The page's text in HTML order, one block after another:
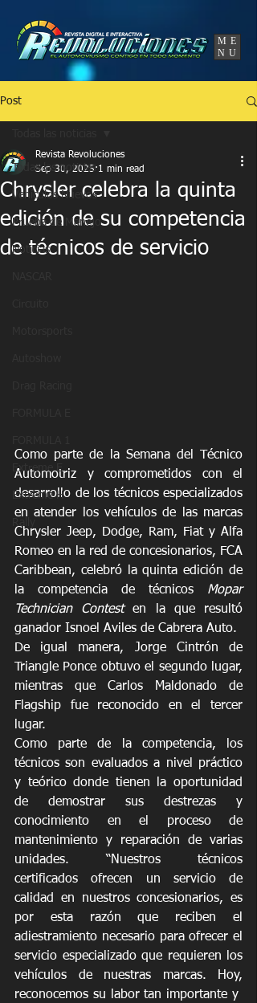
ME
NU
Post
Todas las noticias
Vehículos Nuevos
Prueba de Manejo
Noticias
Extreme E
Extreme H
Chrysler celebra la quinta
edición de su competencia
de técnicos de servicio
Revista Revoluciones
Sep 30, 2025 1 min read
Como parte de la Semana del Técnico
Automotriz y comprometidos con el
desarrollo de los técnicos especializados
en atender los vehículos de las marcas
Chrysler Jeep, Dodge, Ram, Fiat y Alfa
Romeo en la red de concesionarios, FCA
Caribbean, celebró la quinta edición de
la competencia de técnicos Mopar
Technician Contest en la que resultó
ganador Isnoel Aviles de Cabrera Auto.
De igual manera, Jorge Cintrón de
Triangle Ponce obtuvo el segundo lugar,
mientras que Carlos Maldonado de
Flagship fue reconocido en el tercer
lugar.
Como parte de la competencia, los
técnicos son evaluados a nivel práctico
y teórico donde tienen la oportunidad
de demostrar sus destrezas y
conocimiento en el proceso de
mantenimiento y reparación de varias
unidades. “Nuestros técnicos
certificados ofrecen un servicio de
calidad en nuestros concesionarios, es
por esta razón que reciben el
adiestramiento necesario para ofrecer el
servicio especializado que requieren los
vehículos de nuestras marcas. Hoy,
reconocemos su labor tan importante y